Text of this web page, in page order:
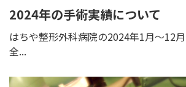
2024年の手術実績について
はちや整形外科病院の2024年1月～12
全...